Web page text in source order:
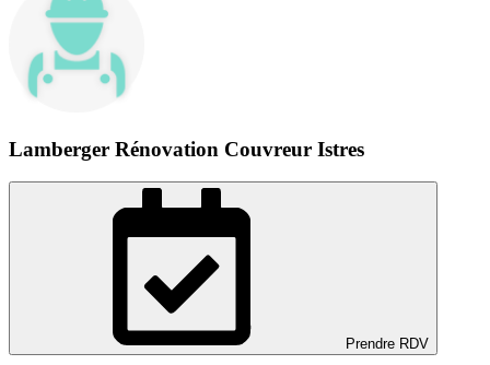
Lamberger Rénovation Couvreur Istres
Prendre RDV